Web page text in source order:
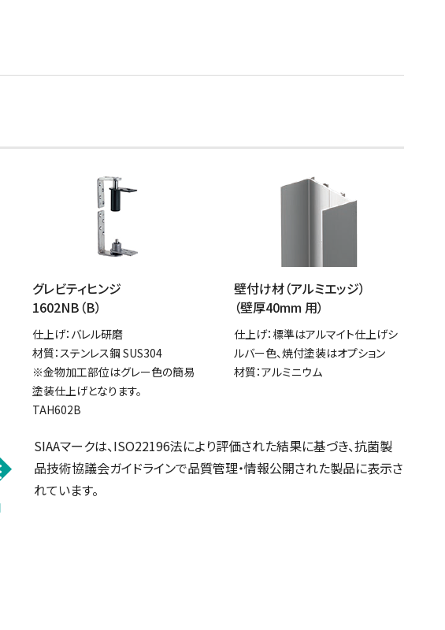
グレビティヒンジ
1602NB（B）
仕上げ：バレル研磨
材質：ステンレス鋼 SUS304
※金物加工部位はグレー色の簡易
塗装仕上げとなります。
TAH602B
壁付け材（アルミエッジ）
（壁厚40mm 用）
仕上げ：標準はアルマイト仕上げシ
ルバー色、焼付塗装はオプション
材質：アルミニウム
SIAAマークは、ISO22196法により評価された結果に基づき、抗菌製
品技術協議会ガイドラインで品質管理・情報公開された製品に表示さ
れています。